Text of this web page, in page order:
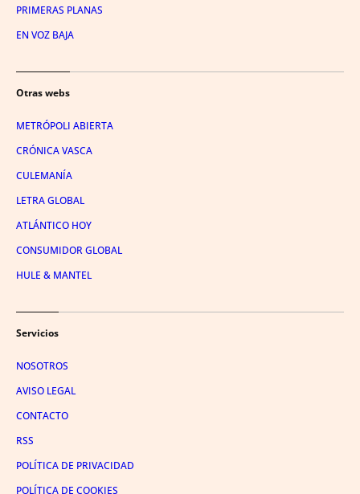
PRIMERAS PLANAS
EN VOZ BAJA
Otras webs
METRÓPOLI ABIERTA
CRÓNICA VASCA
CULEMANÍA
LETRA GLOBAL
ATLÁNTICO HOY
CONSUMIDOR GLOBAL
HULE & MANTEL
Servicios
NOSOTROS
AVISO LEGAL
CONTACTO
RSS
POLÍTICA DE PRIVACIDAD
POLÍTICA DE COOKIES